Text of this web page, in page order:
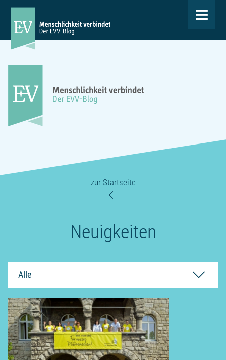
Toggle
zur Startseite
Neuigkeiten
Alle